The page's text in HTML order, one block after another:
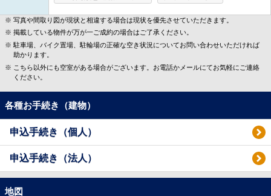
写真や間取り図が現状と相違する場合は現状を優先させていただきます。
掲載している物件が万が一ご成約の場合はご了承ください。
駐車場、バイク置場、駐輪場の正確な空き状況についてお問い合わせいただければ
助かります。
こちら以外にも空室がある場合がございます。お電話かメールにてお気軽にご連絡
ください。
各種お手続き（建物）
申込手続き（個人）
申込手続き（法人）
地図